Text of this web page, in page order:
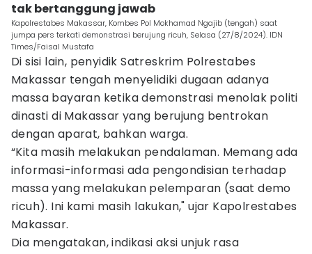
tak bertanggung jawab
Kapolrestabes Makassar, Kombes Pol Mokhamad Ngajib (tengah) saat
jumpa pers terkati demonstrasi berujung ricuh, Selasa (27/8/2024). IDN
Times/Faisal Mustafa
Di sisi lain, penyidik Satreskrim Polrestabes
Makassar tengah menyelidiki dugaan adanya
massa bayaran ketika demonstrasi menolak politi
dinasti di Makassar yang berujung bentrokan
dengan aparat, bahkan warga.
“Kita masih melakukan pendalaman. Memang ada
informasi-informasi ada pengondisian terhadap
massa yang melakukan pelemparan (saat demo
ricuh). Ini kami masih lakukan," ujar Kapolrestabes
Makassar.
Dia mengatakan, indikasi aksi unjuk rasa